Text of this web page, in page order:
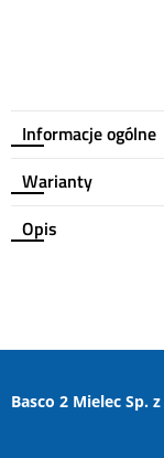
Informacje ogólne
Warianty
Opis
Basco 2 Mielec Sp.